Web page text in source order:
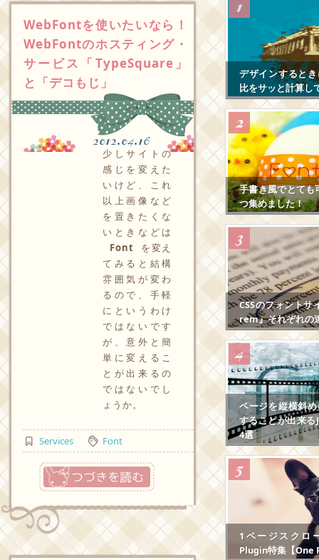
WebFontを使いたいなら！
WebFontのホスティング・
サービス「TypeSquare」
と「デコもじ」
2012.04.16
少しサイトの
感じを変えた
いけど、これ
以上画像など
を置きたくな
いときなどは
Font
を変え
てみると結構
雰囲気が変わ
るので、手軽
にというわけ
ではないです
が、意外と簡
単に変えるこ
とが出来るの
ではないでし
ょうか。
Services Font
つづきを読む
デザインすると
比をサッと計算し
手書き風でとても
つ集めました！
CSSのフォント
rem』それぞれの
ページを縦横斜
することが出来
4選
1ページスクロ
Plugin特集【One